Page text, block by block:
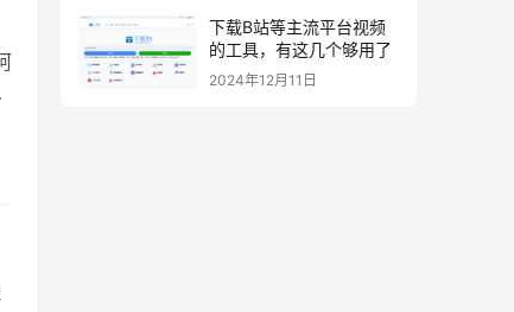
下载B站等主流平台视频
的工具，有这几个够用了
2024年12月11日